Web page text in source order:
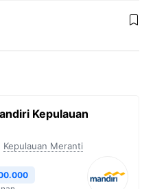
Kepulauan
Kepulauan Meranti